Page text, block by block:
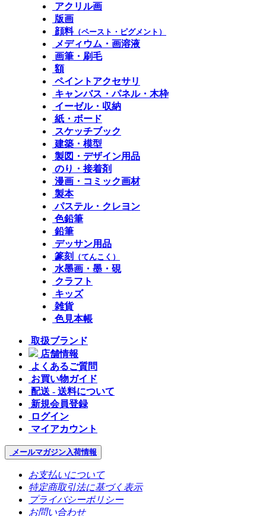
アクリル画
版画
顔料（ペースト・ピグメント）
メディウム・画溶液
画筆・刷毛
額
ペイントアクセサリ
キャンバス・パネル・木枠
イーゼル・収納
紙・ボード
スケッチブック
建築・模型
製図・デザイン用品
のり・接着剤
漫画・コミック画材
製本
パステル・クレヨン
色鉛筆
鉛筆
デッサン用品
篆刻
（てんこく）
水墨画・墨・硯
クラフト
キッズ
雑貨
色見本帳
取扱ブランド
店舗情報
よくあるご質問
お買い物ガイド
配送 - 送料について
新規会員登録
ログイン
マイアカウント
メールマガジン入荷情報
お支払いについて
特定商取引法に基づく表示
プライバシーポリシー
お問い合わせ